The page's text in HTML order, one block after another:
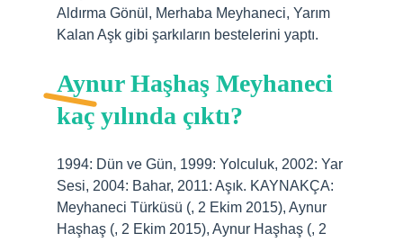
Aldırma Gönül, Merhaba Meyhaneci, Yarım
Kalan Aşk gibi şarkıların bestelerini yaptı.
Aynur Haşhaş Meyhaneci
kaç yılında çıktı?
1994: Dün ve Gün, 1999: Yolculuk, 2002: Yar
Sesi, 2004: Bahar, 2011: Aşık. KAYNAKÇA:
Meyhaneci Türküsü (, 2 Ekim 2015), Aynur
Haşhaş (, 2 Ekim 2015), Aynur Haşhaş (, 2